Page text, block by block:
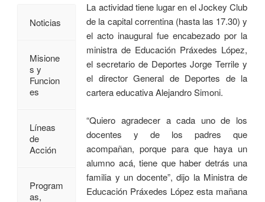
La actividad tiene lugar en el Jockey Club
de la capital correntina (hasta las 17.30) y
el acto inaugural fue encabezado por la
ministra de Educación Práxedes López,
el secretario de Deportes Jorge Terrile y
el director General de Deportes de la
cartera educativa Alejandro Simoni.
“Quiero agradecer a cada uno de los
docentes y de los padres que
acompañan, porque para que haya un
alumno acá, tiene que haber detrás una
familia y un docente”, dijo la Ministra de
Educación Práxedes López esta mañana
Noticias
Misione
s y
Funcion
es
Líneas
de
Acción
Program
as,